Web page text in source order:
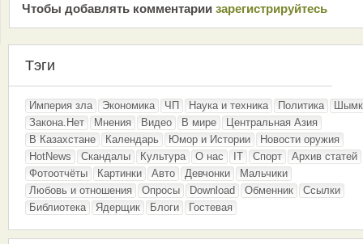
Чтобы добавлять комментарии зарeгиcтрирyйтeсь
Тэги
Империя зла Экономика ЧП Наука и техника Политика
Закона.Нет
Мнения Видео В мире
Центральная Азия
В Казахстане
Календарь Юмор и Истории
Новости оружия
HotNews
Скандалы Культура О нас IT Спорт
Архив статей
Фотоотчёты
Картинки Авто Девчонки
Мальчики
Любовь и отношения
Опросы Download Обменник
Ссылки
Библиотека
Ядерщик Блоги Гостевая